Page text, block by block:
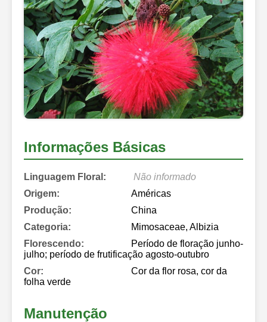
Informações Básicas
Linguagem Floral:
Não informado
Origem:
Américas
Produção:
China
Categoria:
Mimosaceae, Albizia
Florescendo:
Período de floração junho-
julho; período de frutificação agosto-outubro
Cor:
Cor da flor rosa, cor da
folha verde
Manutenção